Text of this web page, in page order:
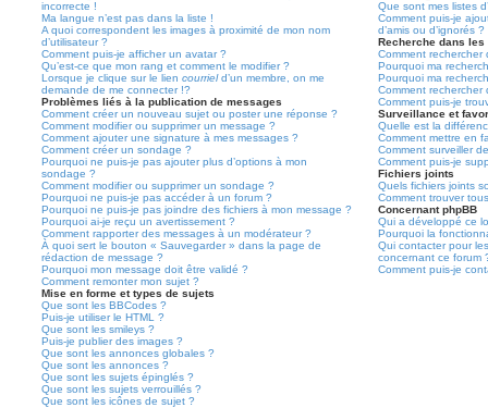
incorrecte !
Ma langue n’est pas dans la liste !
A quoi correspondent les images à proximité de mon nom
d’utilisateur ?
Comment puis-je afficher un avatar ?
Qu’est-ce que mon rang et comment le modifier ?
Lorsque je clique sur le lien courrield’un membre, on me
demande de me connecter !?
Problèmes liés à la publication de messages
Comment créer un nouveau sujet ou poster une réponse ?
Comment modifier ou supprimer un message ?
Comment ajouter une signature à mes messages ?
Comment créer un sondage ?
Pourquoi ne puis-je pas ajouter plus d’options à mon
sondage ?
Comment modifier ou supprimer un sondage ?
Pourquoi ne puis-je pas accéder à un forum ?
Pourquoi ne puis-je pas joindre des fichiers à mon message ?
Pourquoi ai-je reçu un avertissement ?
Comment rapporter des messages à un modérateur ?
À quoi sert le bouton « Sauvegarder » dans la page de
rédaction de message ?
Pourquoi mon message doit être validé ?
Comment remonter mon sujet ?
Mise en forme et types de sujets
Que sont les BBCodes ?
Puis-je utiliser le HTML ?
Que sont les smileys ?
Puis-je publier des images ?
Que sont les annonces globales ?
Que sont les annonces ?
Que sont les sujets épinglés ?
Que sont les sujets verrouillés ?
Que sont les icônes de sujet ?
Que sont mes listes
Comment puis-je
d’amis ou d’ignorés ?
Recherche dans les
Comment rechercher
Pourquoi ma
Pourquoi ma
Comment rechercher
Comment puis-je
Surveillance et
Quelle est la
Comment mettre en
Comment surveiller
Comment puis-je
Fichiers joints
Quels fichiers joints
Comment trouver
Concernant phpBB
Qui a développé ce
Pourquoi la
Qui contacter pour
concernant ce forum
Comment puis-je